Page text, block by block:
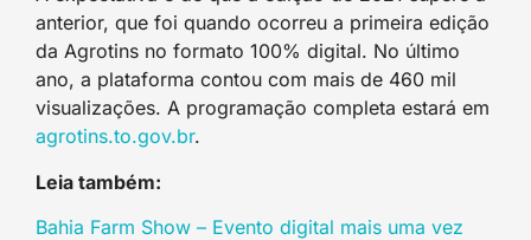
anterior, que foi quando ocorreu a primeira edição
da Agrotins no formato 100% digital. No último
ano, a plataforma contou com mais de 460 mil
visualizações. A programação completa estará em
agrotins.to.gov.br.
Leia também:
Bahia Farm Show – Evento digital mais uma vez